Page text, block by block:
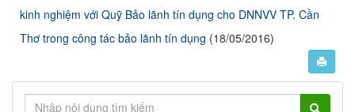
kinh nghiệm với Quỹ Bảo lãnh tín dụng cho DNNVV TP. Cần
Thơ trong công tác bảo lãnh tín dụng (18/05/2016)